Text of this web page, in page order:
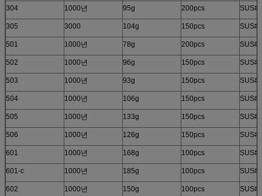
304 1000년 95g 200pcs
305 3000 104g 150pcs
501 1000년 78g 200pcs
502 1000년 96g 150pcs
503 1000년 93g 150pcs
504 1000년 106g 150pcs
505 1000년 133g 150pcs
506 1000년 126g 150pcs
601 1000년 168g 100pcs
601-c 1000년 185g 100pcs
602 1000년 150g 100pcs